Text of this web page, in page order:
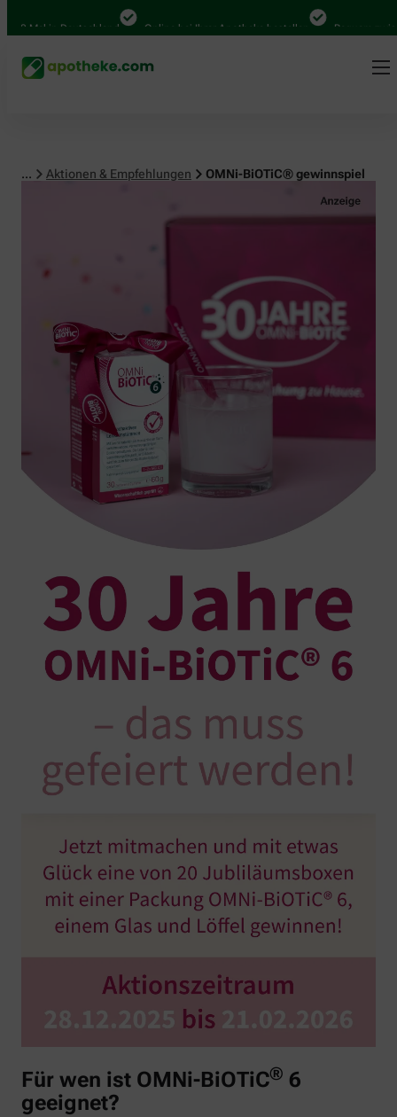
in Deutschland Online bei Ihrer Apotheke bestellen Bequem
... Aktionen & Empfehlungen OMNi-BiOTiC® gewinnspiel
Für wen ist OMNi-BiOTiC® 6
geeignet?